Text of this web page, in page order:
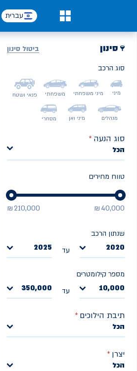
עברית
סינון ביטול סינון
סוג הרכב
מיני מיני משפחתי משפחתי פנאי ושטח
מנהלים מיני ואן מסחרי
סוג הנעה *
הכל
טווח מחירים
₪ 40,000
₪ 210,000
שנתון הרכב
2020
עד 2025
מספר קילומטרים
10,000
עד 350,000
תיבת הילוכים *
הכל
יצרן *
הכל